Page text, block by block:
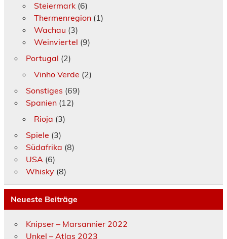
Steiermark(6)
Thermenregion(1)
Wachau (3)
Weinviertel (9)
Portugal (2)
Vinho Verde (2)
Sonstiges (69)
Spanien(12)
Rioja (3)
Spiele (3)
Südafrika (8)
USA(6)
Whisky(8)
Neueste Beiträge
Knipser – Marsannier 2022
Unkel – Atlas 2023